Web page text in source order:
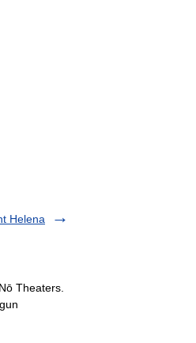
Helena
Theaters.